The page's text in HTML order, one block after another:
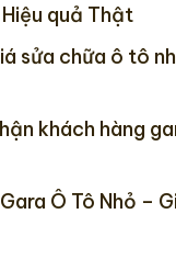
quả Thật
sửa chữa ô tô
khách hàng
Ô Tô Nhỏ –